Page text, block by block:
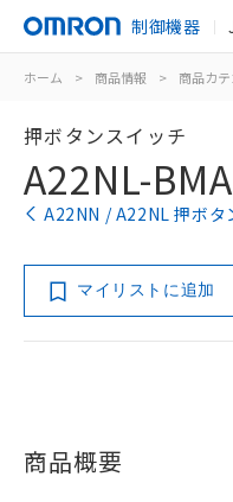
制御機器
ホーム > 商品情報 > 商品カテ
押ボタンスイッチ
A22NL-
A22NN / A22NL 押ボタ
マイリストに追加
商品概要